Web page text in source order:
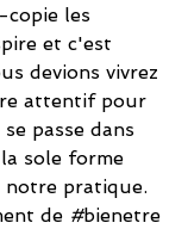
les
et c'est
devions vivrez
attentif pour
passe dans
sole forme
notre pratique.
de #bienetre